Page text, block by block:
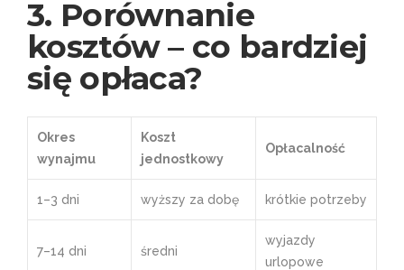
3. Porównanie
kosztów – co bardziej
się opłaca?
Okres
wynajmu
Koszt
jednostkowy
Opłacalność
1–3 dni wyższy za dobę krótkie potrzeby
7–14 dni średni
wyjazdy
urlopowe